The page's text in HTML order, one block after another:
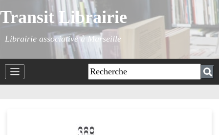
Transit Librairie
Librairie associative à Marseille